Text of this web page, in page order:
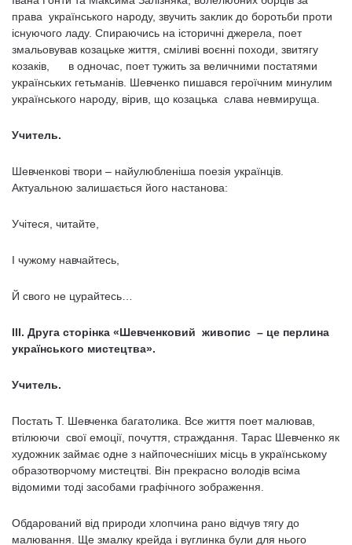
права українського народу, звучить заклик до боротьби проти
існуючого ладу. Спираючись на історичні джерела, поет
змальовував козацьке життя, сміливі воєнні походи, звитягу
козаків, в одночас, поет тужить за величними постатями
українських гетьманів. Шевченко пишався героїчним минулим
українського народу, вірив, що козацька слава невмируща.
Учитель.
Шевченкові твори – найулюбленіша поезія українців.
Актуальною залишається його настанова:
Учітеся, читайте,
І чужому навчайтесь,
Й свого не цурайтесь…
III. Друга сторінка «Шевченковий живопис – це перлина
українського мистецтва».
Учитель.
Постать Т. Шевченка багатолика. Все життя поет малював,
втілюючи свої емоції, почуття, страждання. Тарас Шевченко як
художник займає одне з найпочесніших місць в українському
образотворчому мистецтві. Він прекрасно володів всіма
відомими тоді засобами графічного зображення.
Обдарований від природи хлопчина рано відчув тягу до
малювання. Ще змалку крейда і вуглинка були для нього